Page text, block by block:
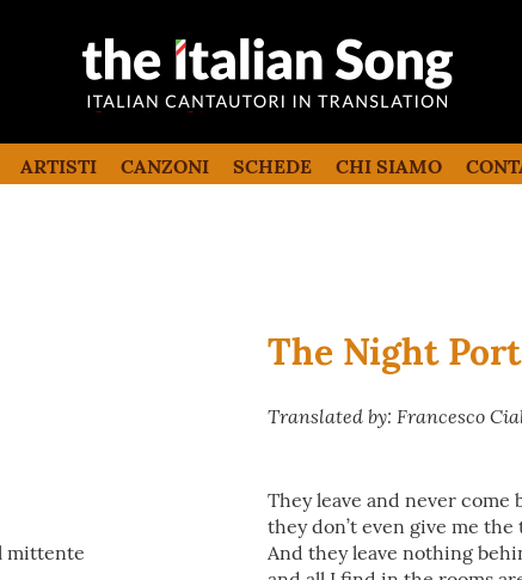
the italian song
ARTISTI CANZONI SCHEDE CHI SIAMO
mittente
The Night
Translated by: Francesco
They leave and never come
they don’t even give me
And they leave nothing